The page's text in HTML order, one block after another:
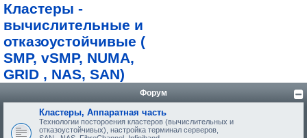
Кластеры -
вычислительные и
отказоустойчивые (
SMP, vSMP, NUMA,
GRID , NAS, SAN)
Форум
Кластеры, Аппаратная часть
Технологии постороения кластеров (вычислительных и
отказоустойчивых), настройка терминал серверов,